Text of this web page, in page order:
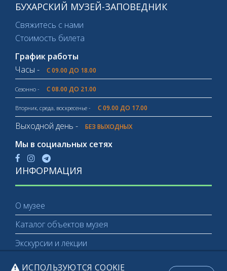
БУХАРСКИЙ МУЗЕЙ-ЗАПОВЕДНИК
Свяжитесь с нами
Стоимость билета
График работы
Часы -
С 09.00 ДО 18.00
Сезонно - С 08.00 ДО 21.00
Вторник, среда, воскресенье - С 09.00 ДО 17.00
Выходной день - БЕЗ ВЫХОДНЫХ
Мы в социальных сетях
ИНФОРМАЦИЯ
О музее
Каталог объектов музея
Экскурсии и лекции
ИСПОЛЬЗУЮТСЯ COOKIE